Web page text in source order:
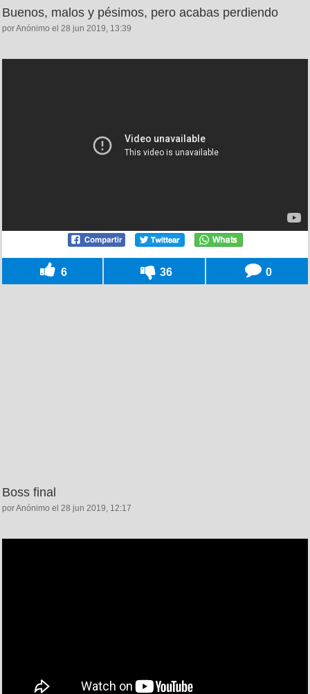
Buenos, malos y pésimos, pero acabas perdiendo
por Anónimo el 28 jun 2019, 13:39
6 36 0
Boss final
por Anónimo el 28 jun 2019, 12:17